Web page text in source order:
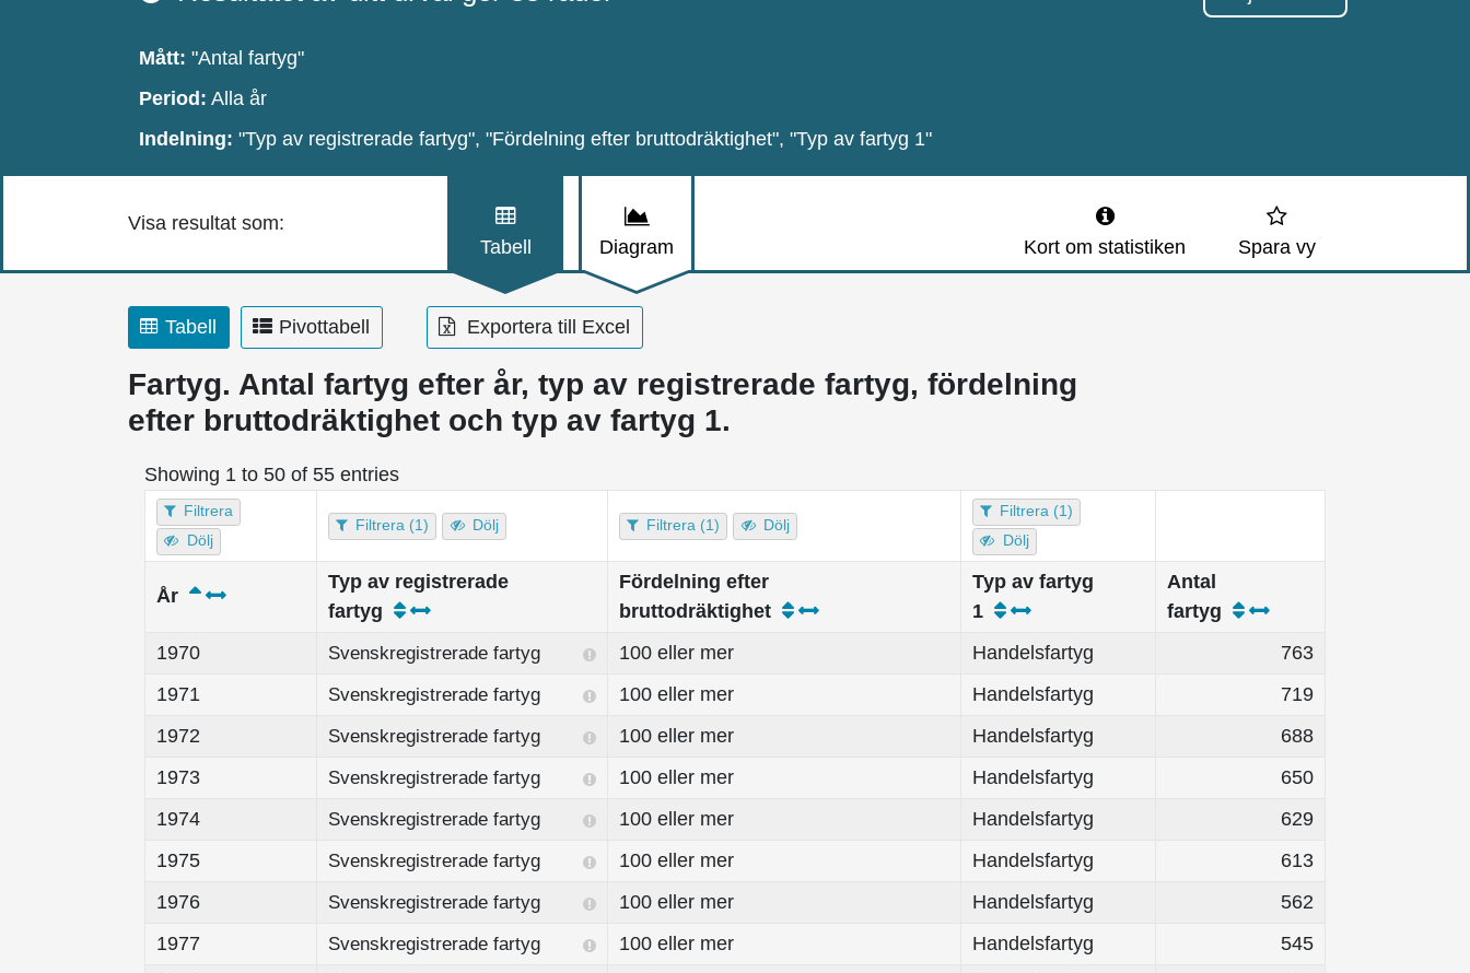
Mått: "Antal fartyg"
Period: Alla år
Indelning: "Typ av registrerade fartyg", "Fördelning efter bruttodräktighet", "Typ av fartyg 1"
Visa resultat som:
Tabell
Diagram Kort om statistiken Spara vy
Tabell Pivottabell Exportera till Excel
Fartyg. Antal fartyg efter år, typ av registrerade fartyg, fördelning
efter bruttodräktighet och typ av fartyg 1.
Showing 1 to 50 of 55 entries
Filtrera
Dölj
Filtrera (1) Dölj Filtrera (1) Dölj
Filtrera (1)
Dölj
År
Typ av registrerade
fartyg
Fördelning efter
bruttodräktighet
Typ av fartyg
1
Antal
fartyg
1970
Svenskregistrerade fartyg 100 eller mer Handelsfartyg
763
1971
Svenskregistrerade fartyg 100 eller mer Handelsfartyg
719
1972
Svenskregistrerade fartyg 100 eller mer Handelsfartyg
688
1973
Svenskregistrerade fartyg 100 eller mer Handelsfartyg
650
1974
Svenskregistrerade fartyg 100 eller mer Handelsfartyg
629
1975
Svenskregistrerade fartyg 100 eller mer Handelsfartyg
613
1976
Svenskregistrerade fartyg 100 eller mer Handelsfartyg
562
1977
Svenskregistrerade fartyg 100 eller mer Handelsfartyg
545